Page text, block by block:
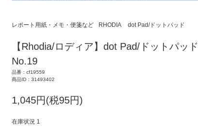
レポート用紙・メモ・便箋など RHODIA dot Pad/ドットパッド
【Rhodia/ロディア】dot Pad/ドットパッド
No.19
品番：cf19559
商品ID：31493402
1,045円(税95円)
在庫状況 1